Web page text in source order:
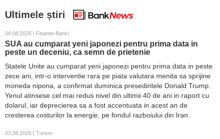
Ultimele știri
04.08.2026 | Finante-Banci
SUA au cumparat yeni japonezi pentru prima data in
peste un deceniu, ca semn de prietenie
Statele Unite au cumparat yeni japonezi pentru prima data in peste
zece ani, intr-o interventie rara pe piata valutara menita sa sprijine
moneda nipona, a confirmat duminica presedintele Donald Trump.
Yenul atinsese cel mai redus nivel din ultimii 40 de ani in raport cu
dolarul, iar deprecierea sa a fost accentuata in acest an de
cresterea costurilor la energie, pe fondul razboiului din Iran.
03.08.2026 | Turism